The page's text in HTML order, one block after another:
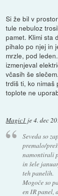
Si že bil v
tule nebuloz
pamet. Klimi sta
pihalo po njej in
mrzle, pod
izmenjeval
včasih še
trdiš ti, ko nimaš
toplote ne
Magic1 je4. dec
Seveda so
premalo/
namontirali
in šele
teh panelih.
Mogoče so
en IR panel,